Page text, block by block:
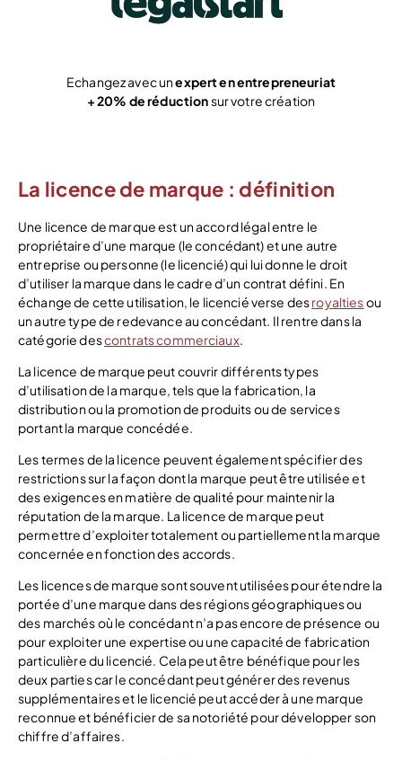
Echangez avec unexpert en entrepreneuriat
+ 20% de réductionsur votre création
La licence de marque : définition
Une licence de marque est un accord légal entre le
propriétaire d’une marque (le concédant) et une autre
entreprise ou personne (le licencié) qui lui donne le droit
d’utiliser la marque dans le cadre d’un contrat défini. En
échange de cette utilisation, le licencié verse desroyaltiesou
un autre type de redevance au concédant. Il rentre dans la
catégorie descontrats commerciaux.
La licence de marque peut couvrir différents types
d’utilisation de la marque, tels que la fabrication, la
distribution ou la promotion de produits ou de services
portant la marque concédée.
Les termes de la licence peuvent également spécifier des
restrictions sur la façon dont la marque peut être utilisée et
des exigences en matière de qualité pour maintenir la
réputation de la marque. La licence de marque peut
permettre d’exploiter totalement ou partiellement la marque
concernée en fonction des accords.
Les licences de marque sont souvent utilisées pour étendre la
portée d’une marque dans des régions géographiques ou
des marchés où le concédant n’a pas encore de présence ou
pour exploiter une expertise ou une capacité de fabrication
particulière du licencié. Cela peut être bénéfique pour les
deux parties car le concédant peut générer des revenus
supplémentaires et le licencié peut accéder à une marque
reconnue et bénéficier de sa notoriété pour développer son
chiffre d’affaires.